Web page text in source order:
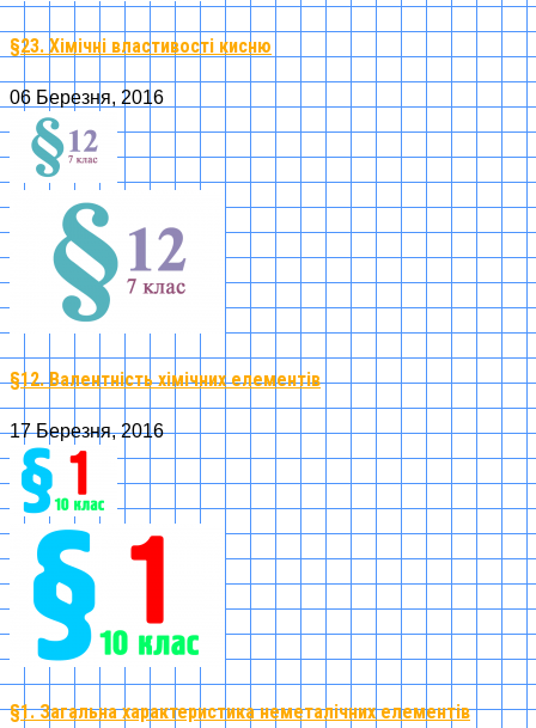
§23. Хімічні властивості кисню
06 Березня, 2016
§12. Валентність хімічних елементів
17 Березня, 2016
§1. Загальна характеристика неметалічних елементів